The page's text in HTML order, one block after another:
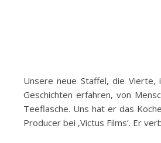
Unsere neue Staffel, die
Geschichten erfahren, von
Teeflasche. Uns hat er das
Producer bei ‚Victus Films‘. Er